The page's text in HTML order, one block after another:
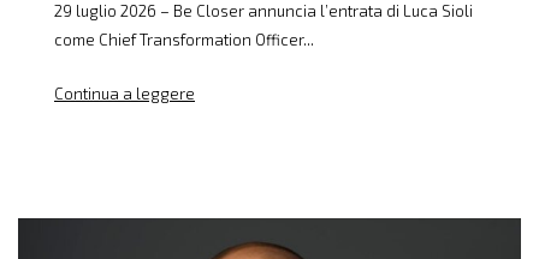
29 luglio 2026 – Be Closer annuncia l’entrata di Luca Sioli
come Chief Transformation Officer...
Continua a leggere